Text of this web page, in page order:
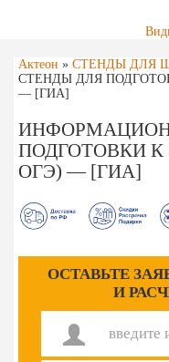
Актеон » СТЕНДЫ ДЛЯ
СТЕНДЫ ДЛЯ
— [ГИА]
ПОДГОТОВКИ
ОГЭ) — [ГИА]
ОСТАВЬТЕ
И